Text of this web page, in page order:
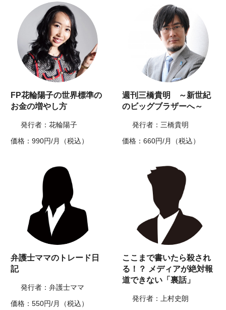
FP花輪陽子の世界標準の
お金の増やし方
発行者：花輪陽子
価格：990円/月（税込）
週刊三橋貴明 ～新世紀
のビッグブラザーへ～
発行者：三橋貴明
価格：660円/月（税込）
弁護士ママのトレード日
記
発行者：弁護士ママ
価格：550円/月（税込）
ここまで書いたら殺され
る！？ メディアが絶対報
道できない「裏話」
発行者：上村史朗